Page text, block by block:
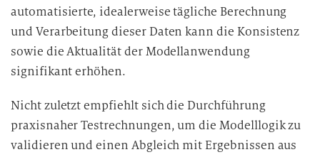
automatisierte, idealerweise tägliche Berechnung
und Verarbeitung dieser Daten kann die Konsistenz
sowie die Aktualität der Modellanwendung
signifikant erhöhen.
Nicht zuletzt empfiehlt sich die Durchführung
praxisnaher Testrechnungen, um die Modelllogik zu
validieren und einen Abgleich mit Ergebnissen aus